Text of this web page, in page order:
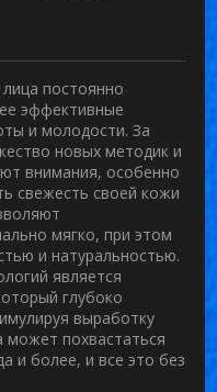
постоянно
эффективные
и молодости. За
новых методик и
внимания, особенно
свежесть своей кожи
мягко, при этом
и натуральностью.
является
глубоко
выработку
может похвастаться
и более, и все это без